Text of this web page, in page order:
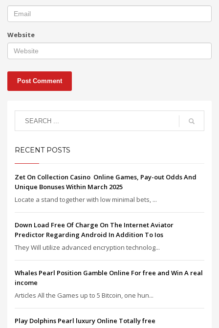
Website
RECENT POSTS
Zet On Collection Casino ️ Online Games, Pay-out Odds And
Unique Bonuses Within March 2025
Locate a stand together with low minimal bets, ...
Down Load Free Of Charge On The Internet Aviator
Predictor Regarding Android In Addition To Ios
They Will utilize advanced encryption technolog...
Whales Pearl Position Gamble Online For free and Win A real
income
Articles All the Games up to 5 Bitcoin, one hun...
Play Dolphins Pearl luxury Online Totally free